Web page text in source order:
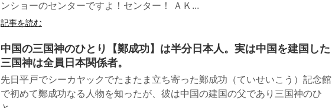
ンショーのセンターですよ！センター！ ＡＫ...
記事を読む
中国の三国神のひとり【鄭成功】は半分日本人。実は中国を建国した
三国神は全員日本関係者。
先日平戸でシーカヤックでたまたま立ち寄った鄭成功（ていせいこう）記念館
で初めて鄭成功なる人物を知ったが、彼は中国の建国の父であり三国神のひ